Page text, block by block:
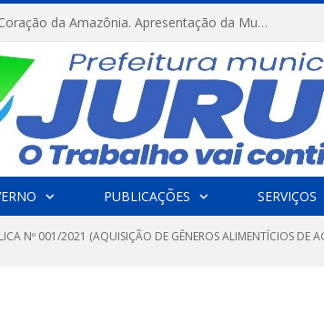
FESTRIBAL 2026 – No Coração da Amazônia. Apresentação da Munduruku.
PUBLICAÇÕES SERVIÇOS
Nº 001/2021 (AQUISIÇÃO DE GÊNEROS ALIMENTÍCIOS DE